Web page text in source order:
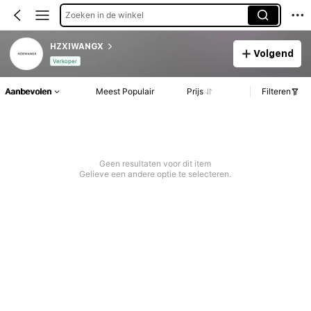
Zoeken in de winkel
HZXIWANGX
Verkoper
Volgend
Aanbevolen Meest Populair Prijs Filteren
Geen resultaten voor dit item
Gelieve een andere optie te selecteren.